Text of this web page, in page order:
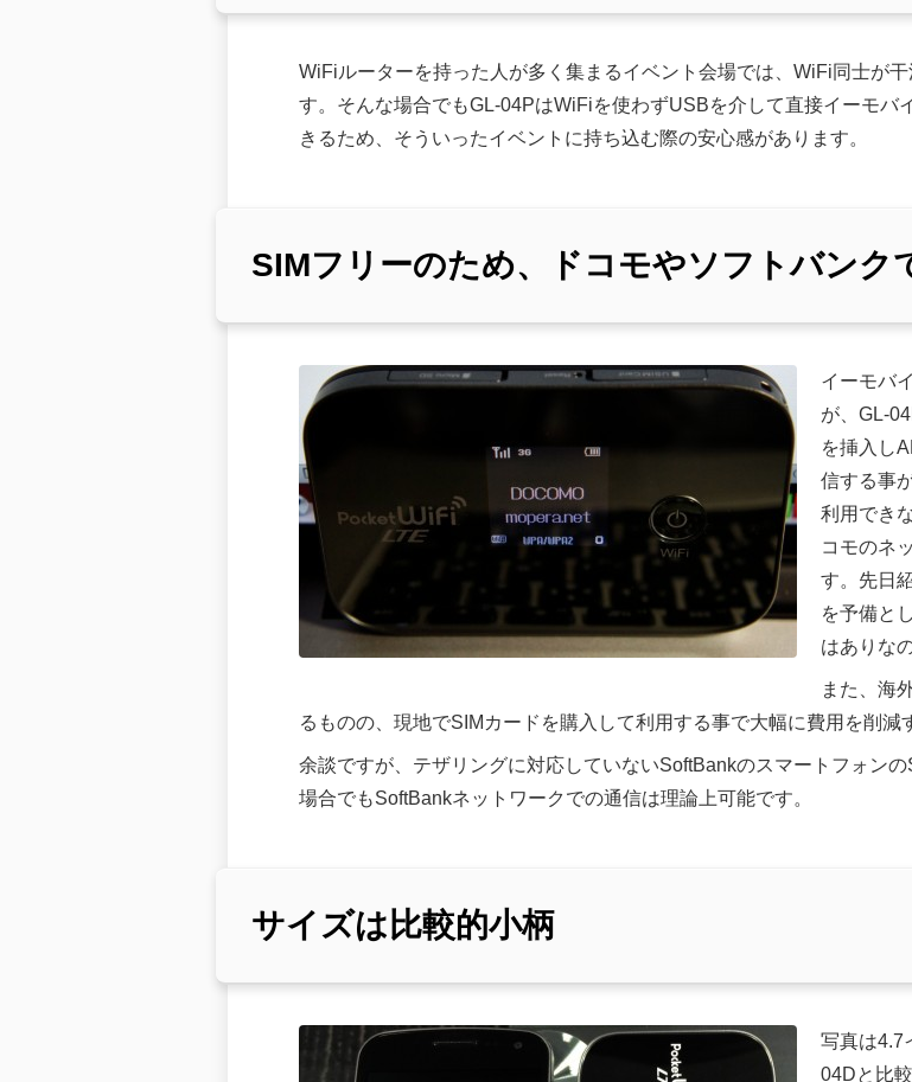
WiFiルーターを持った人が多く集まるイベント会場では、WiFi同士が
す。そんな場合でもGL-04PはWiFiを使わずUSBを介して直接イーモバ
きるため、そういったイベントに持ち込む際の安心感があります。
SIMフリーのため、ドコモやソフトバンク
イーモバ
が、GL-
を挿入し
信する事
利用でき
コモのネ
す。先日
を予備と
はありな
また、海
るものの、現地でSIMカードを購入して利用する事で大幅に費用を削減
余談ですが、テザリングに対応していないSoftBankのスマートフォン
場合でもSoftBankネットワークでの通信は理論上可能です。
サイズは比較的小柄
写真は4.7
04Dと比